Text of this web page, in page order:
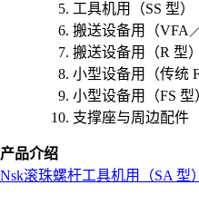
工具机用（SS 型）
搬送设备用（VFA
搬送设备用（R 型）
小型设备用（传统
小型设备用（FS 型
支撑座与周边配件
产品介绍
Nsk滚珠螺杆工具机用（SA 型）